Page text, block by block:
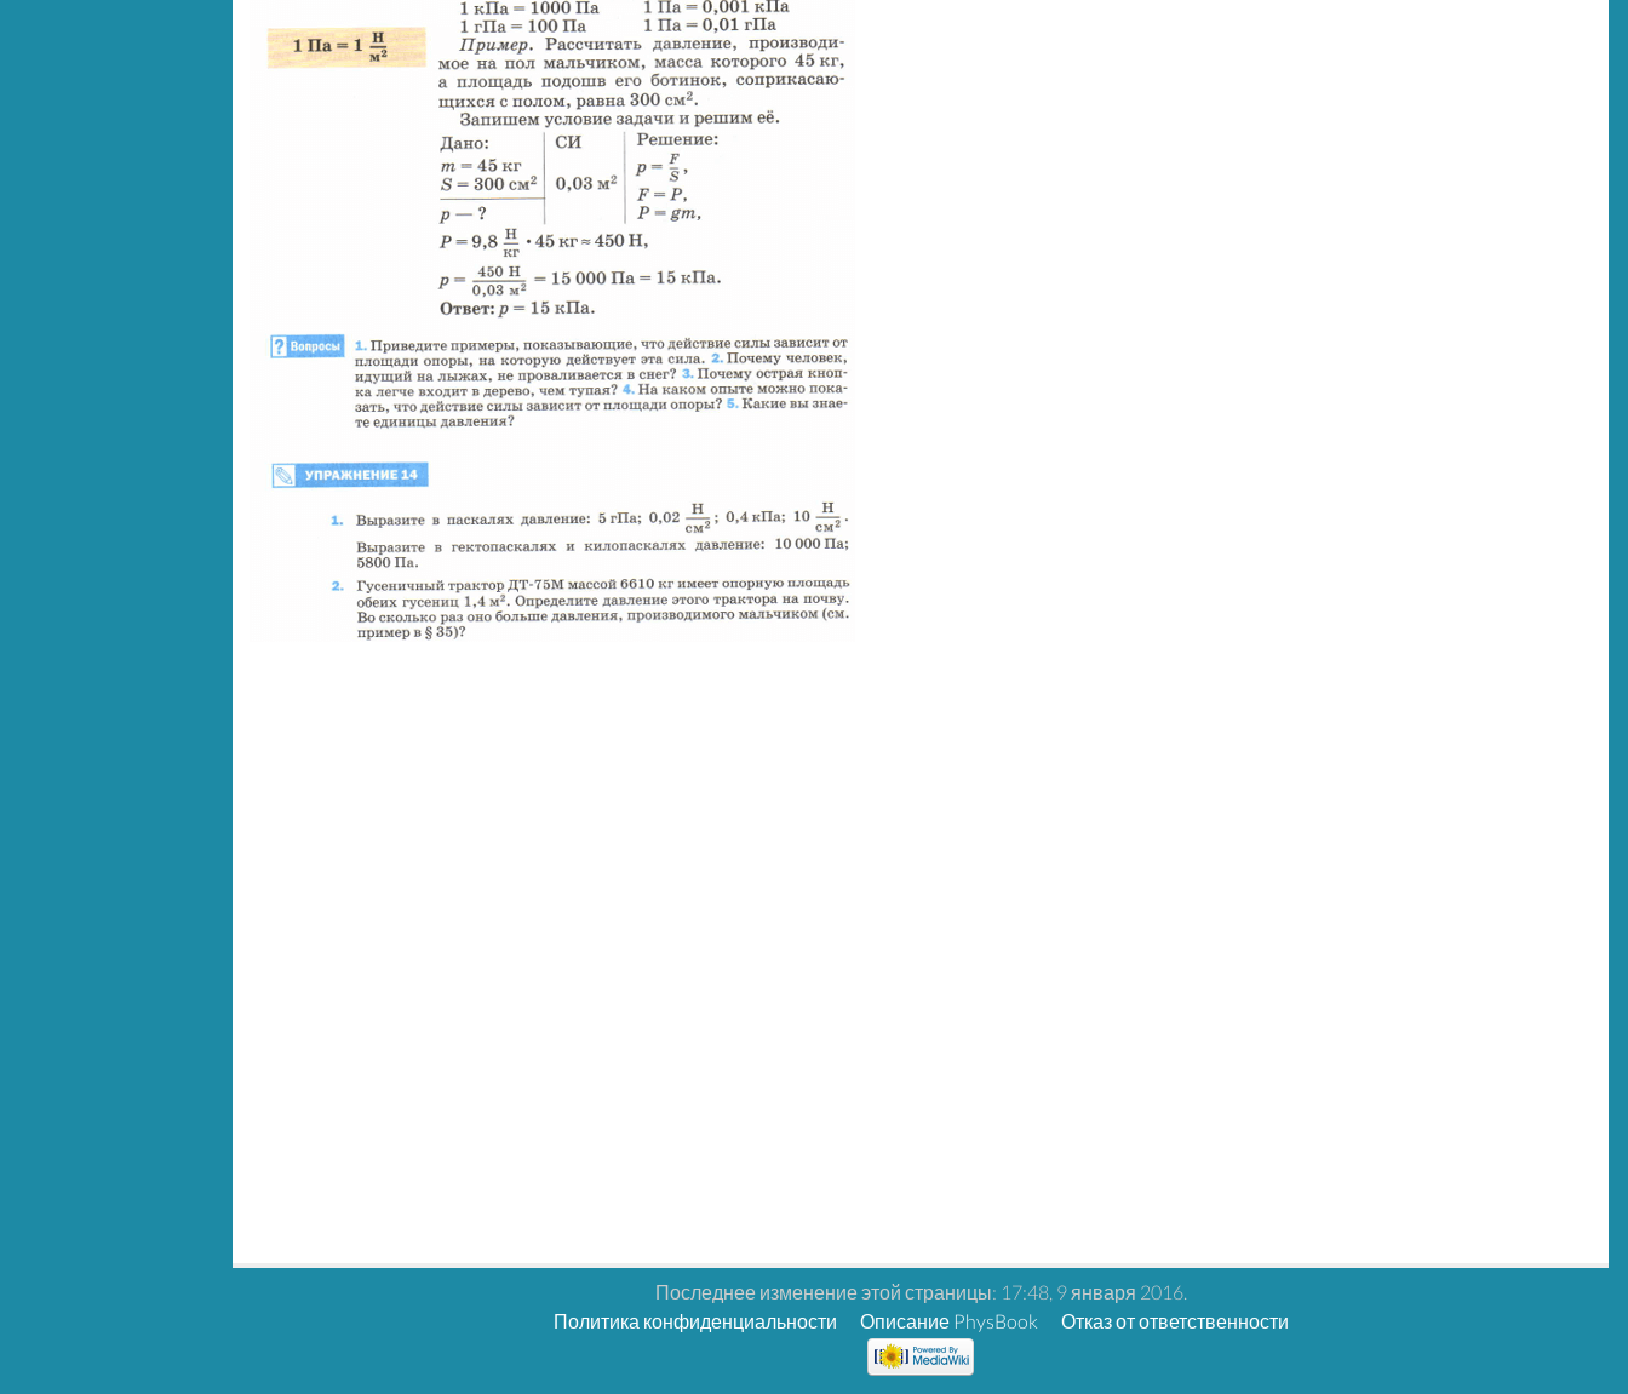
Последнее изменение этой страницы: 17:48, 9 января 2016.
Политика конфиденциальности
Описание PhysBook Отказ от ответственности